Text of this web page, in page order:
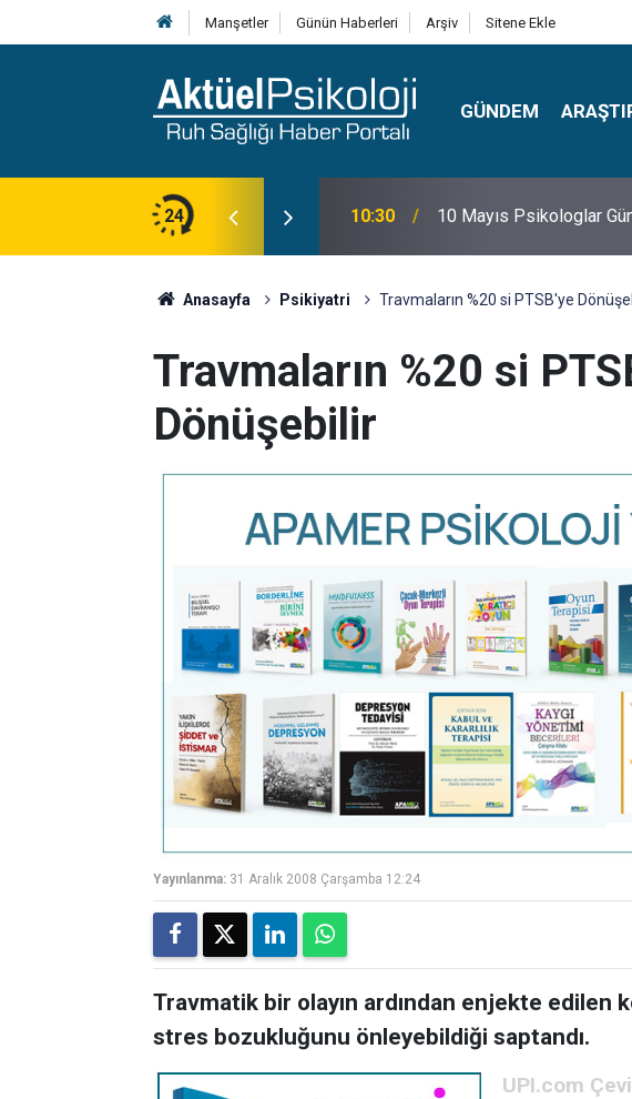
Manşetler Günün Haberleri Arşiv Sitene Ekle
GÜNDEM
24
Klinik Özellikleri, Tanı Kriterleri ve
10:30 10 Mayıs Psikologlar
Anasayfa Psikiyatri Travmaların %20 si PTSB'ye
Travmaların %20 si
Dönüşebilir
Yayınlanma: 31 Aralık 2008 Çarşamba 12:24
Travmatik bir olayın ardından enjekte
stres bozukluğunu önleyebildiği saptandı.
UPI.com